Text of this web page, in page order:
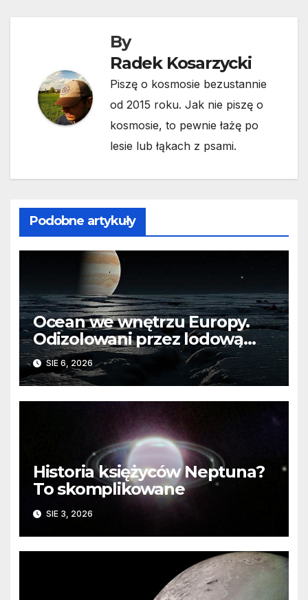
By
Radek Kosarzycki
Piszę o kosmosie bezustannie
od 2015 roku. Jak nie piszę o
kosmosie, to pewnie łażę po
lesie lub łąkach z psami.
Podobne artykuły
Ocean we wnętrzu Europy.
Odizolowani przez lodową
barierę
SIE 6, 2026
Historia księżyców Neptuna?
To skomplikowane
SIE 3, 2026